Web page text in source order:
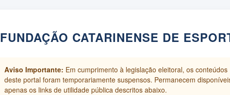
FUNDAÇÃO CATARINENSE DE
Aviso Importante: Em cumprimento à legislação eleitoral, os conteúdos
deste portal foram temporariamente suspensos. Permanecem
apenas os links de utilidade pública descritos abaixo.